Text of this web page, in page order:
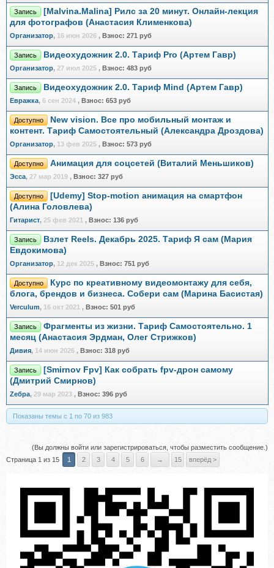
Запись
[Malvina.Malina] Рилс за 20 минут. Онлайн-лекция
для фотографов (Анастасия Клименкова)
Организатор, 16 июн 2026 , Взнос: 271 руб
Запись Видеохудожник 2.0. Тариф Pro (Артем Гавр)
Организатор, 27 июл 2025 , Взнос: 483 руб
Запись Видеохудожник 2.0. Тариф Mind (Артем Гавр)
Евражкa, 6 сен 2024 , Взнос: 653 руб
Доступно
New vision. Все про мобильный монтаж и
контент. Тариф Самостоятельный (Александра Дроздова)
Организатор, 13 фев 2025 , Взнос: 573 руб
Доступно Анимация для соцсетей (Виталий Меньшиков)
Эсса, 27 мар 2019 , Взнос: 327 руб
Доступно
[Udemy] Stop-motion анимация на смартфон
(Алина Головлева)
Гитарист, 25 фев 2021 , Взнос: 136 руб
Запись
Взлет Reels. Декабрь 2025. Тариф Я сам (Мария
Евдокимова)
Организатор, 12 дек 2025 , Взнос: 751 руб
Доступно
Курс по креативному видеомонтажу для себя,
блога, брендов и бизнеса. Собери сам (Марина Басистая)
Verculum, 16 окт 2021 , Взнос: 501 руб
Запись
Фрагменты из жизни. Тариф Самостоятельно. 1
месяц (Анастасия Эрдман, Олег Стрижков)
Дивия, 14 июн 2026 , Взнос: 318 руб
Запись
[Smirnov Fpv] Как собрать fpv-дрон самому
(Дмитрий Смирнов)
Zебра, 29 мар 2023 , Взнос: 396 руб
Показаны темы с 1 по 70 из 983
(Вы должны войти или зарегистрироваться, чтобы разместить сообщение.)
Страница 1 из 15
1 2 3 4 5 6 → 15 вперёд >